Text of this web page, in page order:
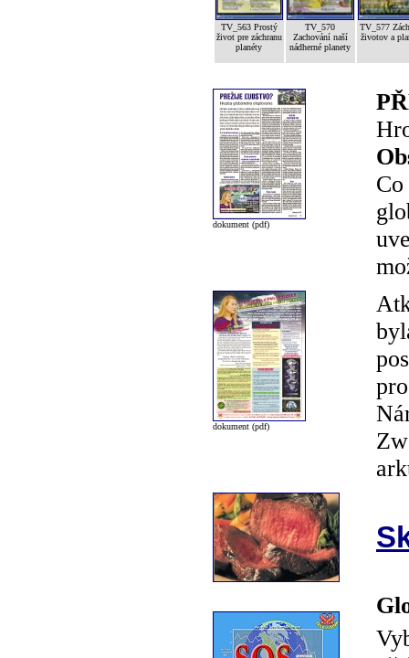
TV_563 Prostý
život pre záchranu
planéty
TV_570
Zachování naší
nádherné planety
TV_577
životov a
dokument (pdf)
dokument (pdf)